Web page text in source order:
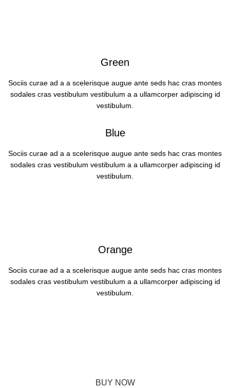
Green
Sociis curae ad a a scelerisque augue ante seds hac cras montes
sodales cras vestibulum vestibulum a a ullamcorper adipiscing id
vestibulum.
Blue
Sociis curae ad a a scelerisque augue ante seds hac cras montes
sodales cras vestibulum vestibulum a a ullamcorper adipiscing id
vestibulum.
Orange
Sociis curae ad a a scelerisque augue ante seds hac cras montes
sodales cras vestibulum vestibulum a a ullamcorper adipiscing id
vestibulum.
BUY NOW